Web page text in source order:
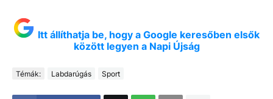
Itt állíthatja be, hogy a Google keresőben elsők
között legyen a Napi Újság
Témák: Labdarúgás Sport